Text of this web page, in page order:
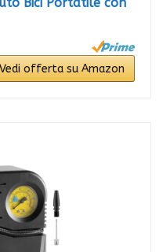
Vedi offerta su Amazon